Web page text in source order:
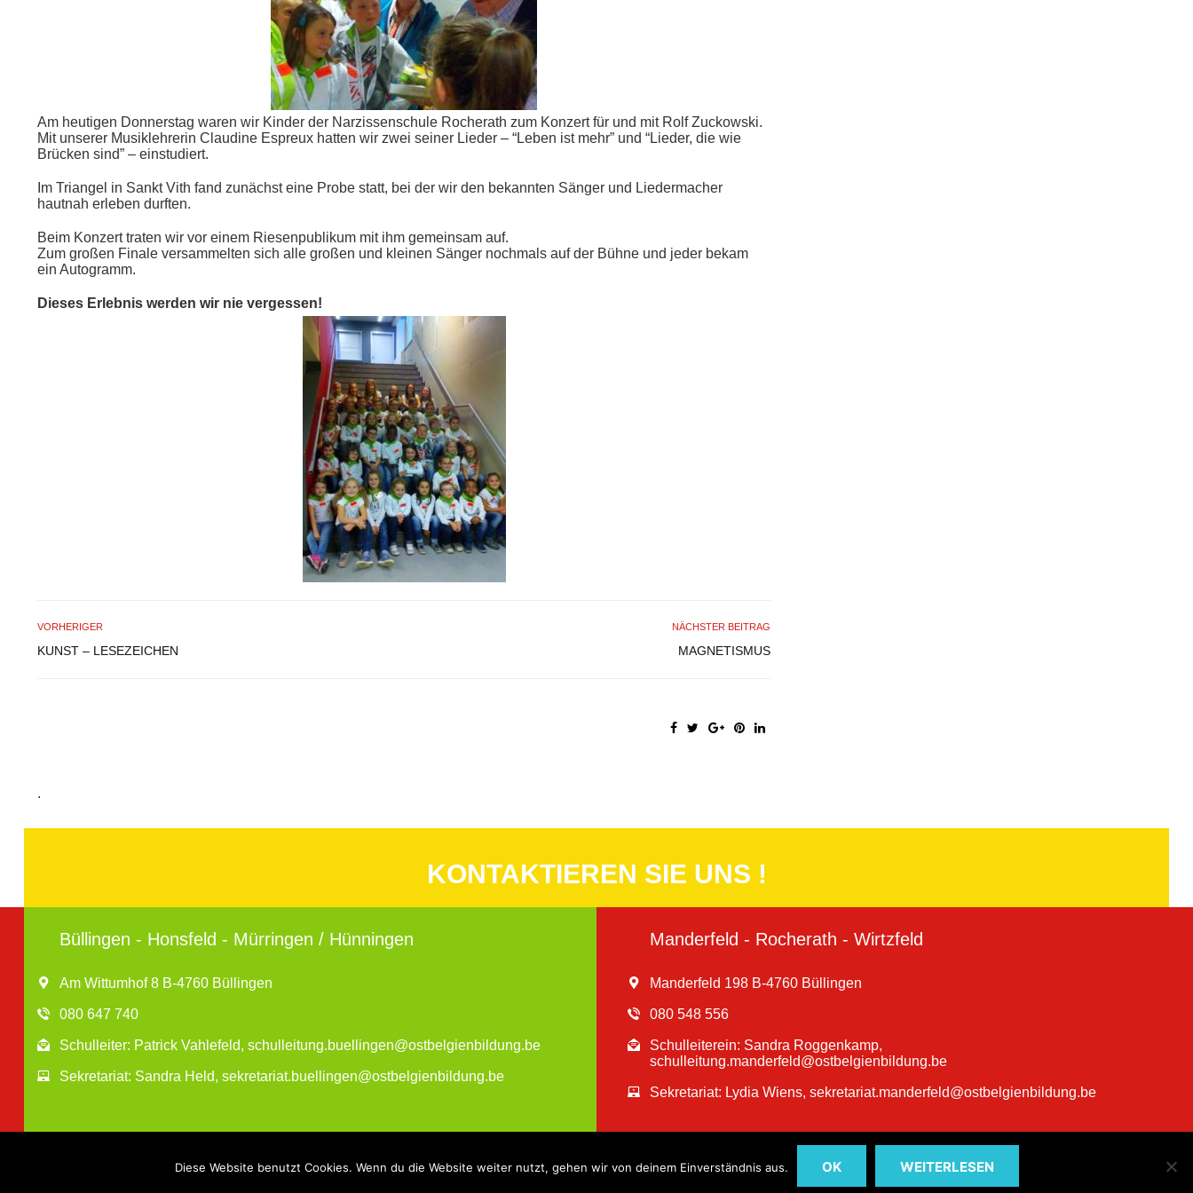
Am heutigen Donnerstag waren wir Kinder der Narzissenschule Rocherath zum Konzert für und mit Rolf Zuckowski.
Mit unserer Musiklehrerin Claudine Espreux hatten wir zwei seiner Lieder – “Leben ist mehr” und “Lieder, die wie
Brücken sind” – einstudiert.
Im Triangel in Sankt Vith fand zunächst eine Probe statt, bei der wir den bekannten Sänger und Liedermacher
hautnah erleben durften.
Beim Konzert traten wir vor einem Riesenpublikum mit ihm gemeinsam auf.
Zum großen Finale versammelten sich alle großen und kleinen Sänger nochmals auf der Bühne und jeder bekam
ein Autogramm.
Dieses Erlebnis werden wir nie vergessen!
VORHERIGER
KUNST – LESEZEICHEN
NÄCHSTER BEITRAG
MAGNETISMUS
.
KONTAKTIEREN SIE UNS !
Büllingen - Honsfeld - Mürringen / Hünningen
Am Wittumhof 8 B-4760 Büllingen
080 647 740
Schulleiter: Patrick Vahlefeld, schulleitung.buellingen@ostbelgienbildung.be
Sekretariat: Sandra Held, sekretariat.buellingen@ostbelgienbildung.be
Manderfeld - Rocherath - Wirtzfeld
Manderfeld 198 B-4760 Büllingen
080 548 556
Schulleiterein: Sandra Roggenkamp,
schulleitung.manderfeld@ostbelgienbildung.be
Sekretariat: Lydia Wiens, sekretariat.manderfeld@ostbelgienbildung.be
Website by Indigo Impressum - © 2019 Gemeindeschulen Büllingen
Diese Website benutzt Cookies. Wenn du die Website weiter nutzt, gehen wir von deinem Einverständnis aus. OK WEITERLESEN